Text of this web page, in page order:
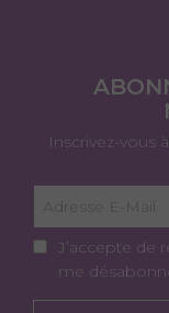
Inscrivez-vous
J’accepte de
me